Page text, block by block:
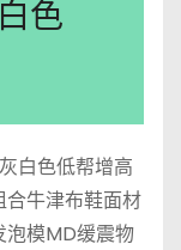
色
白色低帮增高
牛津布鞋面材
泡模MD缓震物